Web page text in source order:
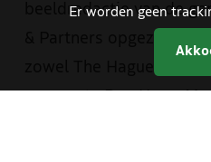
beeldredactie van de
Er worden geen